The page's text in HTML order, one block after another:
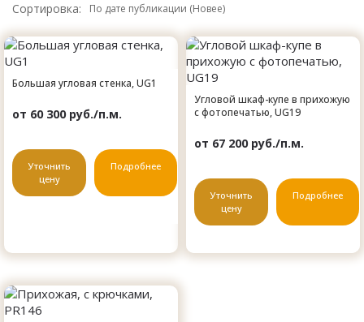
Сортировка:
Большая угловая стенка, UG1
от 60 300 руб./п.м.
Уточнить
цену
Подробнее
Угловой шкаф-купе в прихожую
с фотопечатью, UG19
от 67 200 руб./п.м.
Уточнить
цену
Подробнее